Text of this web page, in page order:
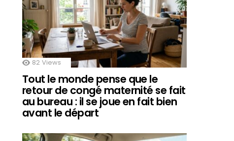
82 Views
Tout le monde pense que le
retour de congé maternité se fait
au bureau : il se joue en fait bien
avant le départ